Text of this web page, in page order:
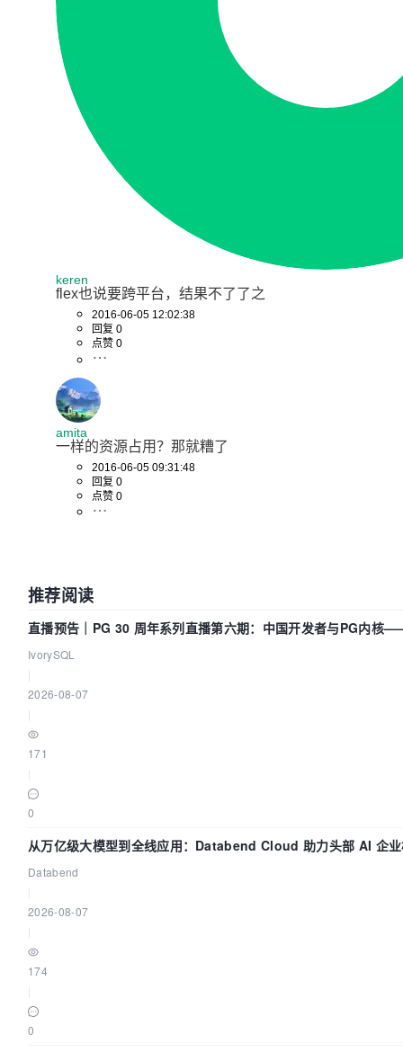
keren
flex也说要跨平台，结果不了了之
2016-06-05 12:02:38
回复 0
点赞 0
amita
一样的资源占用？那就糟了
2016-06-05 09:31:48
回复 0
点赞 0
推荐阅读
直播预告｜PG 30 周年系列直播第六期：中国开发者与PG内核
么？
IvorySQL
2026-08-07
171
0
从万亿级大模型到全线应用：Databend Cloud 助力头部 AI 企
Databend
2026-08-07
174
0